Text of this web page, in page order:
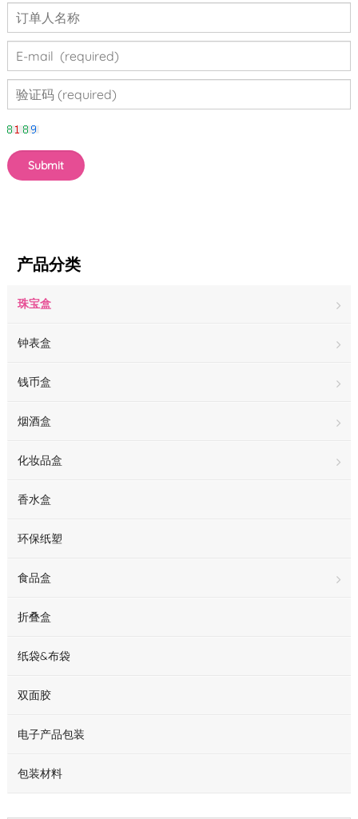
产品分类
珠宝盒
钟表盒
钱币盒
烟酒盒
化妆品盒
香水盒
环保纸塑
食品盒
折叠盒
纸袋&布袋
双面胶
电子产品包装
包装材料